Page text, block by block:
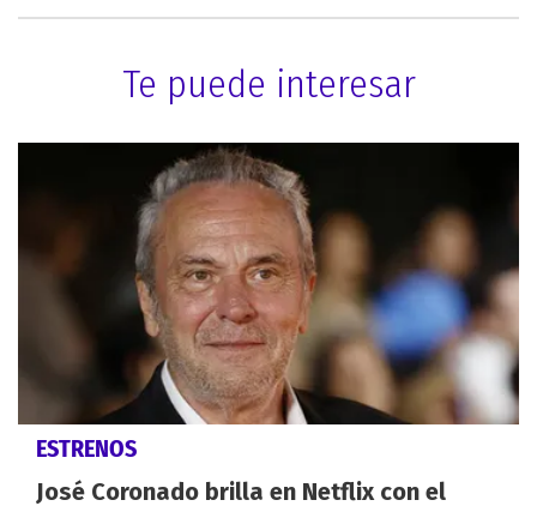
Te puede interesar
ESTRENOS
José Coronado brilla en Netflix con el